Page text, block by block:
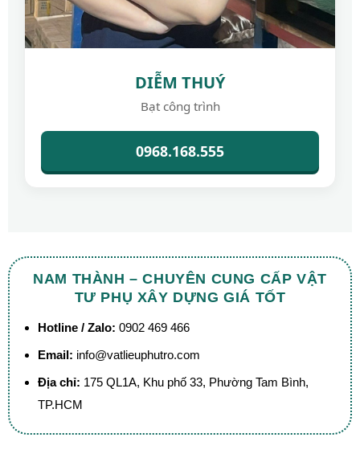
DIỄM THUÝ
Bạt công trình
0968.168.555
NAM THÀNH – CHUYÊN CUNG CẤP VẬT
TƯ PHỤ XÂY DỰNG GIÁ TỐT
Hotline / Zalo: 0902 469 466
Email: info@vatlieuphutro.com
Địa chỉ: 175 QL1A, Khu phố 33, Phường Tam Bình,
TP.HCM